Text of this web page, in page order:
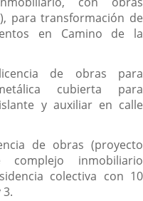
para transformación de
en Camino de la
licencia de obras para
cubierta para
y auxiliar en calle
de obras (proyecto
inmobiliario
colectiva con 10